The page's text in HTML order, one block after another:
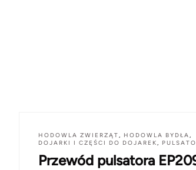
HODOWLA ZWIERZĄT, HODOWLA BYDŁA,
DOJARKI I CZĘŚCI DO DOJAREK,
Przewód pulsatora